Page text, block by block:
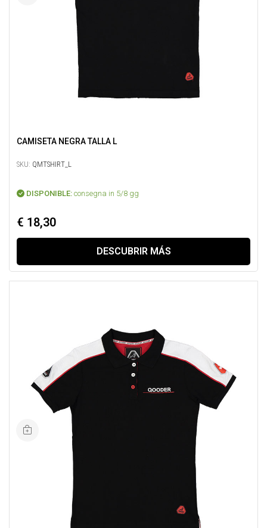
CAMISETA NEGRA TALLA L
SKU: QMTSHIRT_L
DISPONIBLE: consegna in 5/8 gg
€ 18,30
DESCUBRIR MÁS